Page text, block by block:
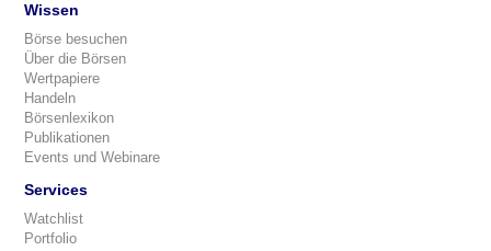
Wissen
Börse besuchen
Über die Börsen
Wertpapiere
Handeln
Börsenlexikon
Publikationen
Events und Webinare
Services
Watchlist
Portfolio